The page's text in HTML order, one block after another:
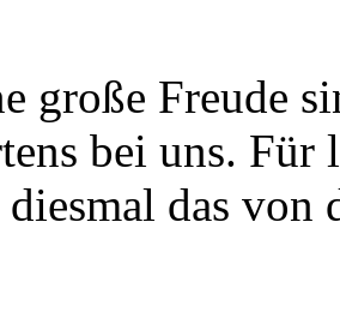
große Freude
bei uns. Für
das von